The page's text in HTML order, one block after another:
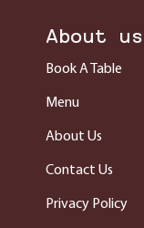
About us
Book A Table
Menu
About Us
Contact Us
Privacy Policy